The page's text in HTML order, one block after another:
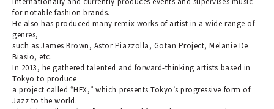
for notable fashion brands.
He also has produced many remix works of artist in a wide range of
genres,
such as James Brown, Astor Piazzolla, Gotan Project, Melanie De
Biasio, etc.
In 2013, he gathered talented and forward-thinking artists based in
Tokyo to produce
a project called “HEX,” which presents Tokyo’s progressive form of
Jazz to the world.